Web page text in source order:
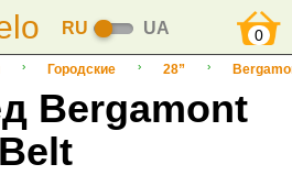
RU UA 0
Городские 28”
Bergamont